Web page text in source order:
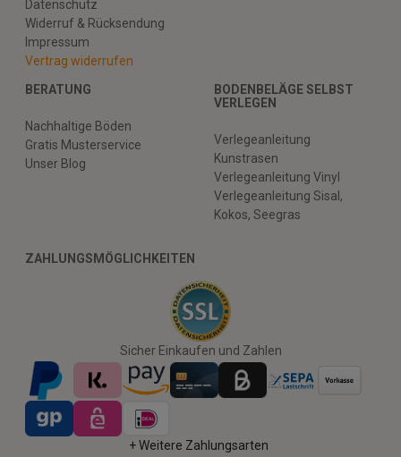
Datenschutz
Widerruf & Rücksendung
Impressum
Vertrag widerrufen
BERATUNG
Nachhaltige Böden
Gratis Musterservice
Unser Blog
BODENBELÄGE SELBST
VERLEGEN
Verlegeanleitung
Kunstrasen
Verlegeanleitung Vinyl
Verlegeanleitung Sisal,
Kokos, Seegras
ZAHLUNGSMÖGLICHKEITEN
Sicher Einkaufen und Zahlen
+ Weitere Zahlungsarten